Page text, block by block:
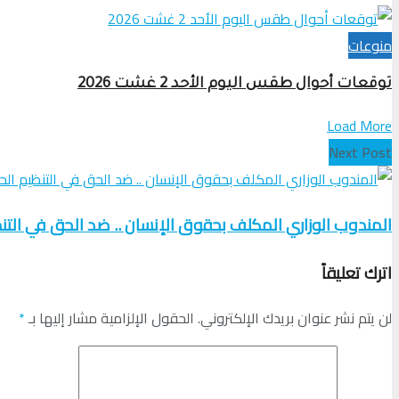
منوعات
توقعات أحوال طقس اليوم الأحد 2 غشت 2026
Load More
Next Post
المندوب الوزاري المكلف بحقوق الإنسان .. ضد الحق في
اترك تعليقاً
لن يتم نشر عنوان بريدك الإلكتروني. الحقول الإلزامية مشار إليها بـ*